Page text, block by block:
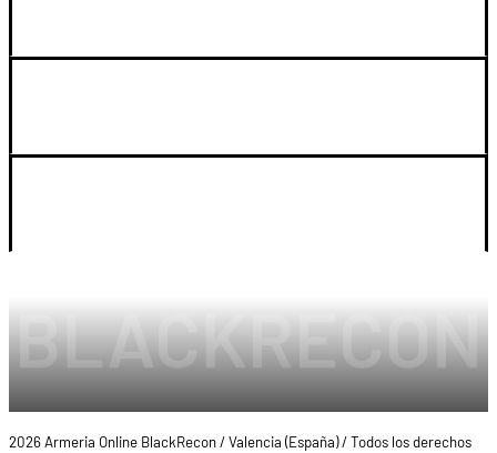
2026 Armeria Online BlackRecon / Valencia (España) / Todos los derechos